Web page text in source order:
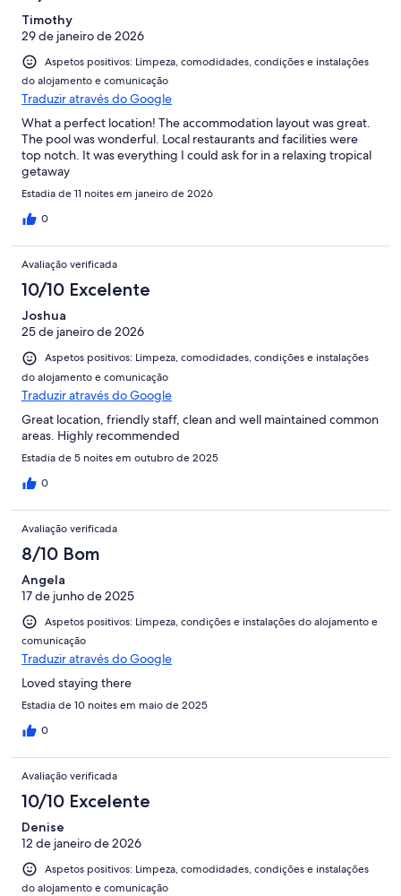
Timothy
29 de janeiro de 2026
Aspetos positivos: Limpeza, comodidades, condições e instalações
do alojamento e comunicação
Traduzir através do Google
What a perfect location! The accommodation layout was great.
The pool was wonderful. Local restaurants and facilities were
top notch. It was everything I could ask for in a relaxing tropical
getaway
Estadia de 11 noites em janeiro de 2026
0
Avaliação verificada
10/10 Excelente
Joshua
25 de janeiro de 2026
Aspetos positivos: Limpeza, comodidades, condições e instalações
do alojamento e comunicação
Traduzir através do Google
Great location, friendly staff, clean and well maintained common
areas. Highly recommended
Estadia de 5 noites em outubro de 2025
0
Avaliação verificada
8/10 Bom
Angela
17 de junho de 2025
Aspetos positivos: Limpeza, condições e instalações do alojamento e
comunicação
Traduzir através do Google
Loved staying there
Estadia de 10 noites em maio de 2025
0
Avaliação verificada
10/10 Excelente
Denise
12 de janeiro de 2026
Aspetos positivos: Limpeza, comodidades, condições e instalações
do alojamento e comunicação